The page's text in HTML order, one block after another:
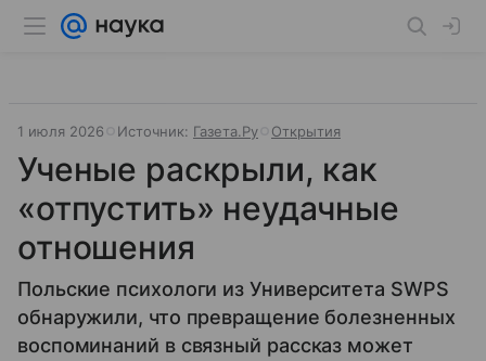
1 июля 2026 Источник: Газета.Ру Открытия
Ученые раскрыли, как
«отпустить» неудачные
отношения
Польские психологи из Университета SWPS
обнаружили, что превращение болезненных
воспоминаний в связный рассказ может